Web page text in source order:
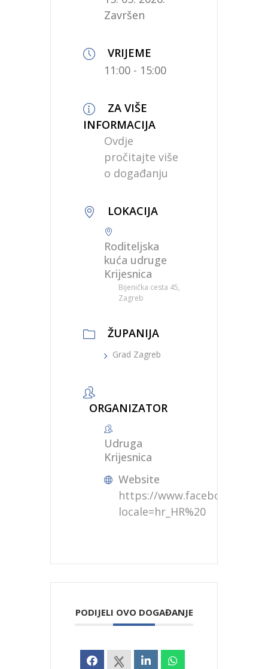
Završen
VRIJEME
11:00 - 15:00
ZA VIŠE
INFORMACIJA
Ovdje
pročitajte više
o događanju
LOKACIJA
Roditeljska
kuća udruge
Krijesnica
Bijenička cesta 45,
Zagreb
ŽUPANIJA
Grad Zagreb
ORGANIZATOR
Udruga
Krijesnica
Website
https://www.facebook.com/
locale=hr_HR%20
PODIJELI OVO DOGAĐANJE